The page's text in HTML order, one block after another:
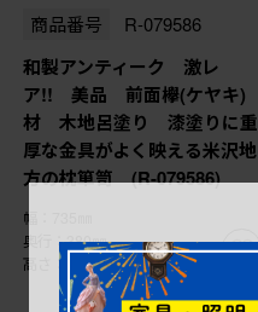
商品番号 R-079586
和製アンティーク 激レ
ア!! 美品 前面欅(ケヤキ)
材 木地呂塗り 漆塗りに重
厚な金具がよく映える米沢地
方の枕箪笥 (R-079586)
幅：735㎜
奥行：380㎜
高さ：675㎜